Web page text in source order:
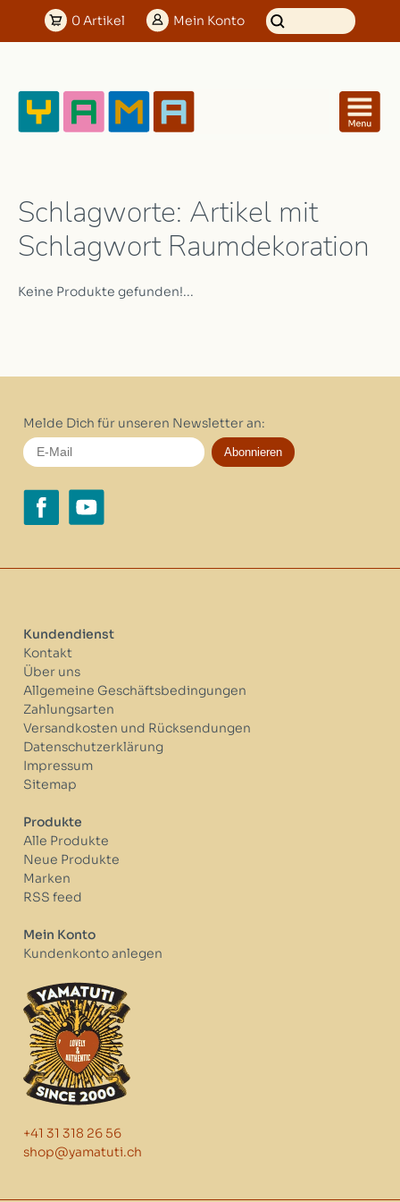
0Artikel Mein Konto
Schlagworte: Artikel mit
Schlagwort Raumdekoration
Keine Produkte gefunden!...
Melde Dich für unseren Newsletter an:
Abonnieren
Kundendienst
Kontakt
Über uns
Allgemeine Geschäftsbedingungen
Zahlungsarten
Versandkosten und Rücksendungen
Datenschutzerklärung
Impressum
Sitemap
Produkte
Alle Produkte
Neue Produkte
Marken
RSS feed
Mein Konto
Kundenkonto anlegen
+41 31 318 26 56
shop@yamatuti.ch